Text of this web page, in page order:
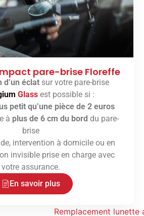
pare-brise Floreffe
d’un éclatsur votre pare-brise
Glass est possible si :
petit qu’une pièce de 2 euros
à plus de 6 cm du bord du pare-
brise
intervention à domicile ou en
invisible prise en charge avec
votre assurance.
En savoir plus